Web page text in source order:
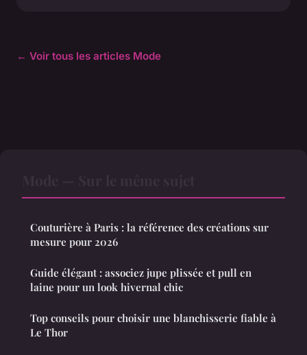
← Voir tous les articles Mode
Couturière à Paris : la référence des créations sur
mesure pour 2026
Guide élégant : associez jupe plissée et pull en
laine pour un look hivernal chic
Top conseils pour choisir une blanchisserie fiable à
Le Thor